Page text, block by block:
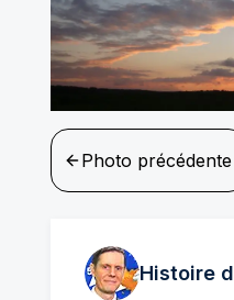
Photo précédente
Histoire